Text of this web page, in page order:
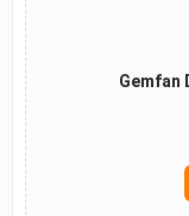
Gemfan